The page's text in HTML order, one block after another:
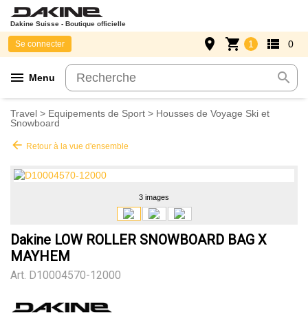
Dakine Suisse - Boutique officielle
menu Menu search
Se connecter place shopping_cart 1 view_list 0
Travel > Equipements de Sport > Housses de Voyage Ski et
Snowboard
arrow_back Retour à la vue d'ensemble
3 images
Dakine LOW ROLLER SNOWBOARD BAG X
MAYHEM
Art. D10004570-12000